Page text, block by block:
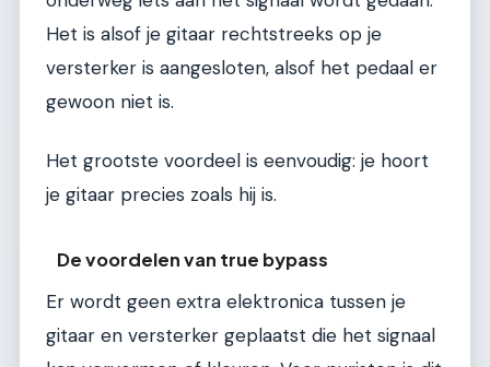
Het is alsof je gitaar rechtstreeks op je
versterker is aangesloten, alsof het pedaal er
gewoon niet is.
Het grootste voordeel is eenvoudig: je hoort
je gitaar precies zoals hij is.
De voordelen van true bypass
Er wordt geen extra elektronica tussen je
gitaar en versterker geplaatst die het signaal